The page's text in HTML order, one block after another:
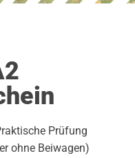
Prüfung
ohne Beiwagen)